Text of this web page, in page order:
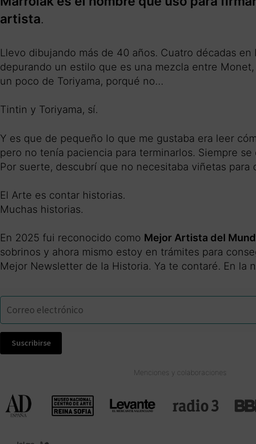
artista.
Llevo dibujando más de 40 años. Cuatro décadas en
depurando un estilo que es una mezcla entre
un poco de Toriyama, porqué no…
Tintin y Toriyama, sí.
Y es que de pequeño lo que me gustaba era leer
pero no tenía paciencia para terminarlos. Siempre se
Por suerte, descubrí que no necesitaba viñetas para
El Arte es contar historias.
Muchas historias.
En 2025 fui reconocido como Mejor Artista del
sobrinos y ahora mismo estoy en trámites para
Mejor Newsletter de la Historia. Ya te contaré. En la
Suscribirse
Menciones y colaboraciones